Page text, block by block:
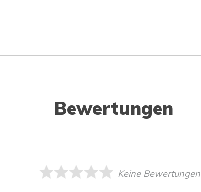
Bewertungen
Keine Bewertungen